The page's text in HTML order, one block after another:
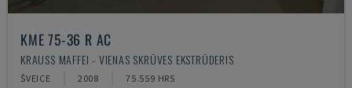
KME 75-36 R AC
KRAUSS MAFFEI - VIENAS SKRŪVES EKSTRŪDERIS
ŠVEICE 2008 75.559 HRS